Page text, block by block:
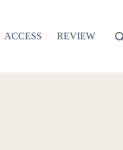
ACCESS REVIEW